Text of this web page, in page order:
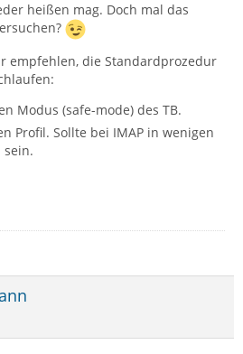
heißen mag. Doch mal das
empfehlen, die Standardprozedur
Modus (safe-mode) des TB.
Profil. Sollte bei IMAP in wenigen
sein.